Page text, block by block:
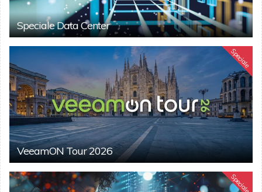
Speciale Data Center
Speciale
VeeamON Tour 2026
Speciale